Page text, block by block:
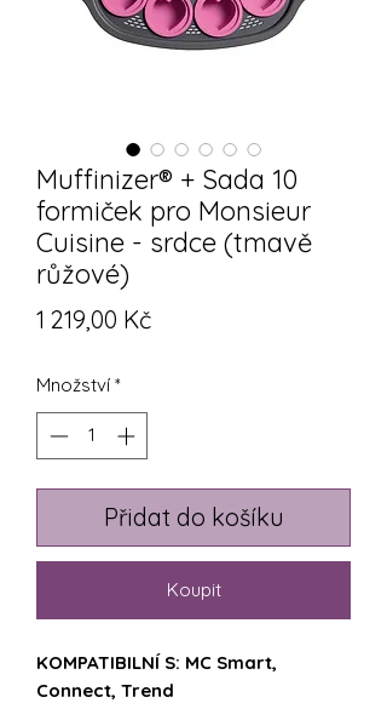
Muffinizer® + Sada 10
formiček pro Monsieur
Cuisine - srdce (tmavě
růžové)
1 219,00 KčCena
Množství *
Přidat do košíku
Koupit
KOMPATIBILNÍ S: MC Smart,
Connect, Trend